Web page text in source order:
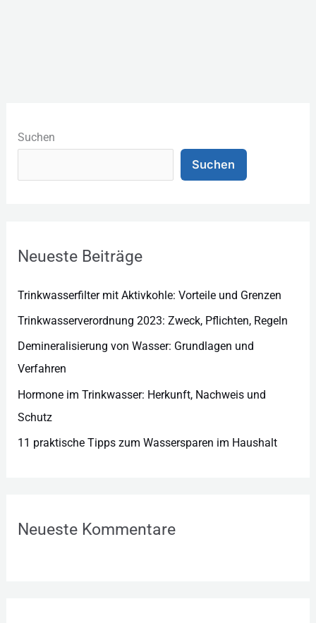
Suchen
Suchen
Neueste Beiträge
Trinkwasserfilter mit Aktivkohle: Vorteile und Grenzen
Trinkwasserverordnung 2023: Zweck, Pflichten, Regeln
Demineralisierung von Wasser: Grundlagen und
Verfahren
Hormone im Trinkwasser: Herkunft, Nachweis und
Schutz
11 praktische Tipps zum Wassersparen im Haushalt
Neueste Kommentare
a
e
r
e
n